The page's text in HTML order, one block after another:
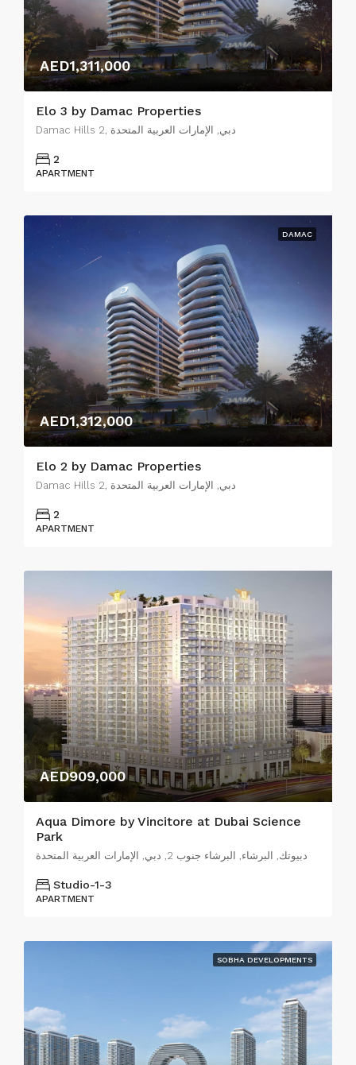
AED1,311,000
Elo 3 by Damac Properties
Damac Hills 2, دبي, الإمارات العربية المتحدة
2
APARTMENT
DAMAC
AED1,312,000
Elo 2 by Damac Properties
Damac Hills 2, دبي, الإمارات العربية المتحدة
2
APARTMENT
AED909,000
Aqua Dimore by Vincitore at Dubai Science
Park
دبيوتك, البرشاء, البرشاء جنوب 2, دبي, الإمارات العربية المتحدة
Studio-1-3
APARTMENT
SOBHA DEVELOPMENTS